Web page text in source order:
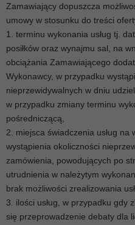
Zamawiający dopuszcza
umowy w stosunku do treści
1. terminu wykonania usług tj.
posiłków oraz wynajmu sal, na
obciążania Zamawiającego
Wykonawcy, w przypadku
nieprzewidywalnych w dniu
w przypadku zmiany terminu
pośredniczącą,
2. miejsca świadczenia usług na
wystąpienia okoliczności
zamówienia, powodujących po
utrudnienia w należytym
brak możliwości zrealizowania
3. ilości usług, w przypadku gdy
się przeprowadzenie debaty dla